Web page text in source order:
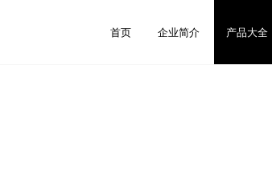
首页 企业简介 产品大全